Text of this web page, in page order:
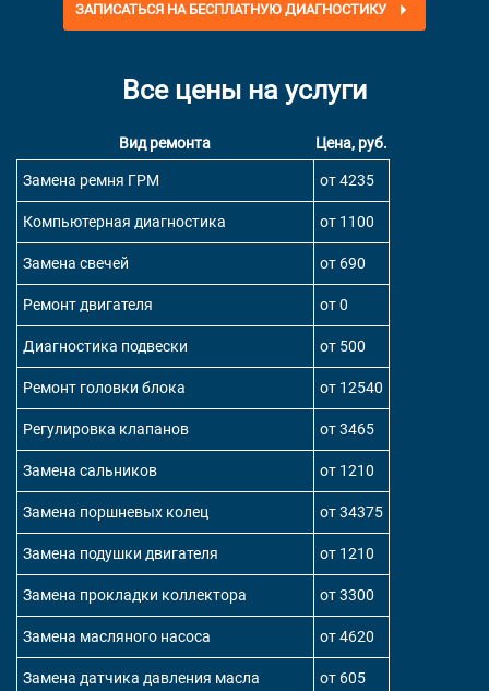
ЗАПИСАТЬСЯ НА БЕСПЛАТНУЮ ДИАГНОСТИКУ
Все цены на услуги
Вид ремонта
Цена, руб.
Замена ремня ГРМ
от 4235
Компьютерная диагностика от 1100
Замена свечей от 690
Ремонт двигателя от 0
Диагностика подвески от 500
Ремонт головки блока от 12540
Регулировка клапанов от 3465
Замена сальников от 1210
Замена поршневых колец от 34375
Замена подушки двигателя от 1210
Замена прокладки коллектора от 3300
Замена масляного насоса от 4620
Замена датчика давления масла от 605